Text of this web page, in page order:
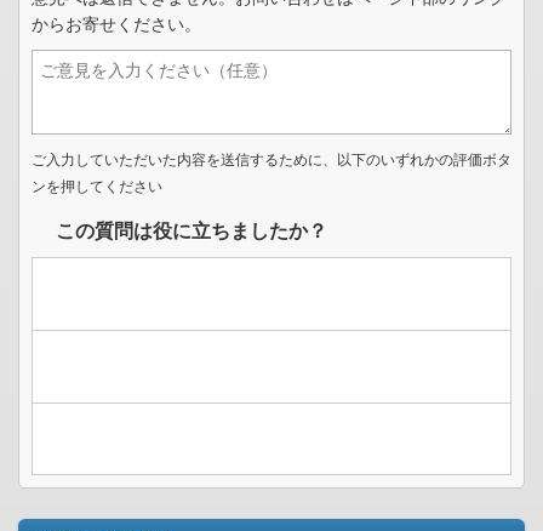
からお寄せください。
ご入力していただいた内容を送信するために、以下のいずれかの評価ボタ
ンを押してください
この質問は役に立ちましたか？